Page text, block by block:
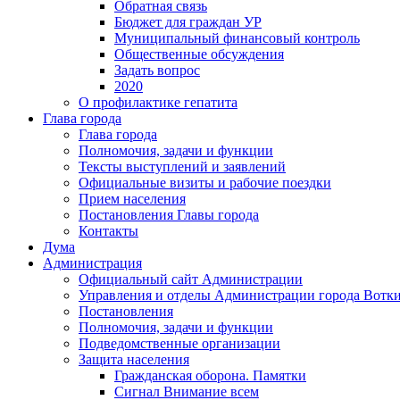
Обратная связь
Бюджет для граждан УР
Муниципальный финансовый контроль
Общественные обсуждения
Задать вопрос
2020
О профилактике гепатита
Глава города
Глава города
Полномочия, задачи и функции
Тексты выступлений и заявлений
Официальные визиты и рабочие поездки
Прием населения
Постановления Главы города
Контакты
Дума
Администрация
Официальный сайт Администрации
Управления и отделы Администрации города
Постановления
Полномочия, задачи и функции
Подведомственные организации
Защита населения
Гражданская оборона. Памятки
Сигнал Внимание всем